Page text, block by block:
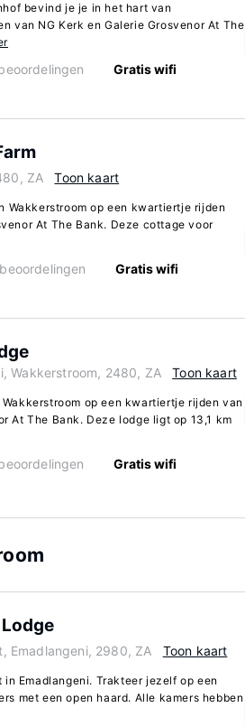
bevind je je in het hart van
van NG Kerk en Galerie Grosvenor At The
Gratis wifi
ZA Toon kaart
Wakkerstroom op een kwartiertje rijden
At The Bank. Deze cottage voor
Gratis wifi
Wakkerstroom, 2480, ZA Toon kaart
op een kwartiertje rijden van
At The Bank. Deze lodge ligt op 13,1 km
Gratis wifi
Emadlangeni, 2980, ZA Toon kaart
Emadlangeni. Trakteer jezelf op een
met een open haard. Alle kamers hebben